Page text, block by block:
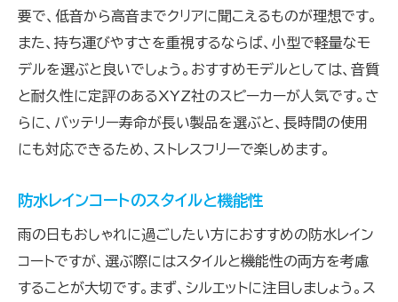
要で、低音から高音までクリアに聞こえるものが理想です。
また、持ち運びやすさを重視するならば、小型で軽量なモ
デルを選ぶと良いでしょう。おすすめモデルとしては、音質
と耐久性に定評のあるXYZ社のスピーカーが人気です。さ
らに、バッテリー寿命が長い製品を選ぶと、長時間の使用
にも対応できるため、ストレスフリーで楽しめます。
防水レインコートのスタイルと機能性
雨の日もおしゃれに過ごしたい方におすすめの防水レイン
コートですが、選ぶ際にはスタイルと機能性の両方を考慮
することが大切です。まず、シルエットに注目しましょう。ス